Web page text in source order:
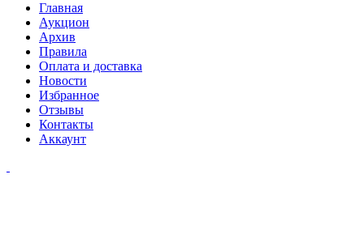
Главная
Аукцион
Архив
Правила
Оплата и доставка
Новости
Избранное
Отзывы
Контакты
Аккаунт